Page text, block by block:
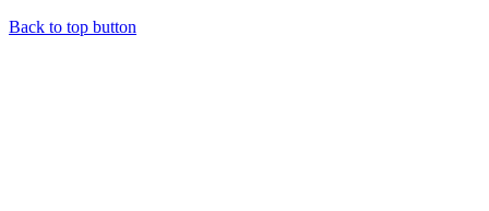
Back to top button